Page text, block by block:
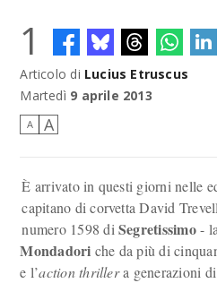
1
Articolo di Lucius Etruscus
Martedì 9 aprile 2013
A A
È arrivato in questi giorni nelle
capitano di corvetta David
numero 1598 diSegretissimo-
Mondadori che da più di
e l’action thrillera generazioni